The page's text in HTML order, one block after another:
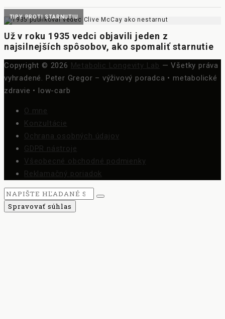
Copyright © 2026 Metabolic Longevity Lab — Všetky práva
vyhradené. Peter Gregor – výživový poradca • metabolické
zdravie • low-carb
O mne
Konzultácie
Ochrana osobných údajov
GDPR nástroje
Všeobecné obchodné podmienky
Reklamačný poriadok
Spravovať súhlas